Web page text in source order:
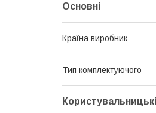
Основні
Країна виробник
Тип комплектуючого